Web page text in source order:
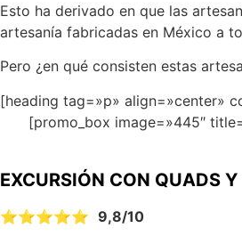
Esto ha derivado en que las
artesanía fabricadas en México a
Pero ¿en qué consisten estas
[heading tag=»p» align=»center»
[promo_box image=»445″
EXCURSIÓN CON QUADS Y
⭐⭐⭐⭐⭐ 9,8/10